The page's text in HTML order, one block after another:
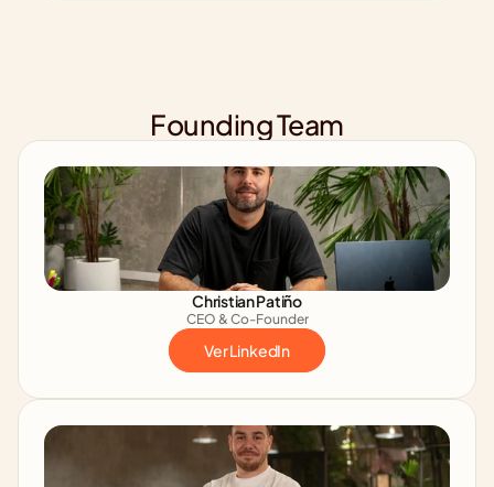
Founding Team
Christian Patiño
CEO & Co-Founder
Ver LinkedIn